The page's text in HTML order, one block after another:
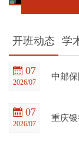
开班动态 学
07
2026/07
07
2026/07